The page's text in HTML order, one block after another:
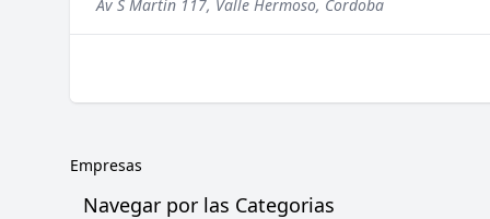
Av S Martín 117, Valle Hermoso, Cordoba
Empresas
Navegar por las Categorias